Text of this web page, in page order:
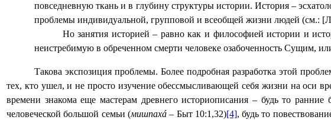
повседневную ткань и в глубину структуры истории. История –
проблемы индивидуальной, групповой и всеобщей жизни людей (см.:
Но занятия историей – равно как и философией истории и
неистребимую в обреченном смерти человеке озабоченность Сущим,
Такова экспозиция проблемы. Более подробная разработка этой
тех, кто ушел, и не просто изучение обессмысливающей себя жизни на оси
времени знакома еще мастерам древнего историописания – будь то
человеческой большой семьи (мишпахá – Быт 10:1,32)[4], будь то